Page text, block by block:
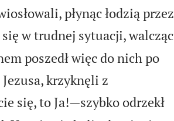
płynąc łodzią przez
w trudnej sytuacji, walcząc
poszedł więc do nich po
krzyknęli z
się, to Ja!—szybko odrzekł